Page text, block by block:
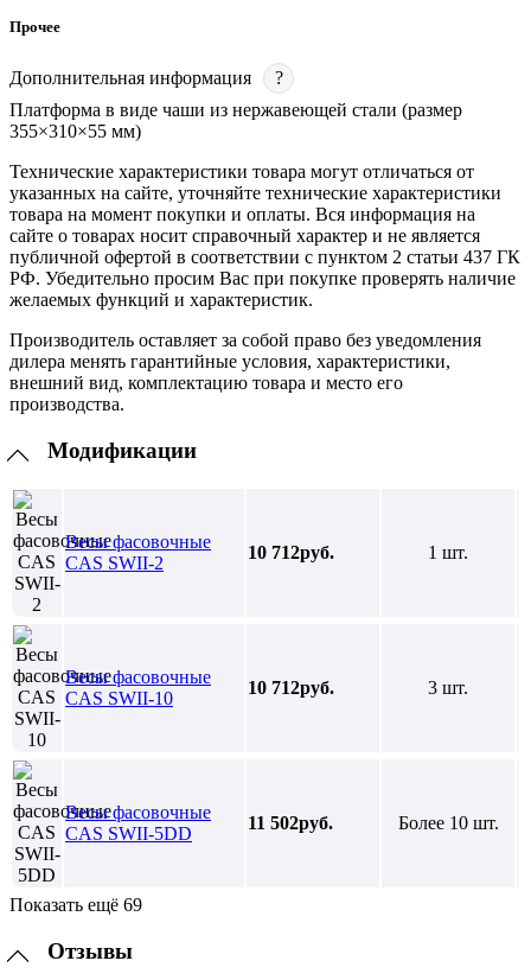
Прочее
Дополнительная информация
?
Платформа в виде чаши из нержавеющей стали (размер
355×310×55 мм)
Технические характеристики товара могут отличаться от
указанных на сайте, уточняйте технические характеристики
товара на момент покупки и оплаты. Вся информация на
сайте о товарах носит справочный характер и не является
публичной офертой в соответствии с пунктом 2 статьи 437 ГК
РФ. Убедительно просим Вас при покупке проверять наличие
желаемых функций и характеристик.
Производитель оставляет за собой право без уведомления
дилера менять гарантийные условия, характеристики,
внешний вид, комплектацию товара и место его
производства.
Модификации
Весы фасовочные
CAS SWII-2
10 712руб. 1 шт.
Весы фасовочные
CAS SWII-10
10 712руб. 3 шт.
Весы фасовочные
CAS SWII-5DD
11 502руб. Более 10 шт.
Показать ещё 69
Отзывы